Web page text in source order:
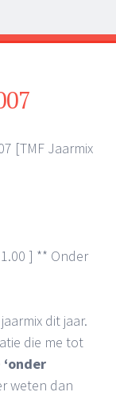
[TMF Jaarmix
] ** Onder
dit jaar.
die me tot
‘onder
weten dan